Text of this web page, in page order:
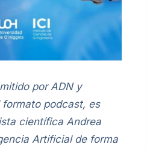
por ADN y
podcast, es
científica Andrea
Artificial de forma